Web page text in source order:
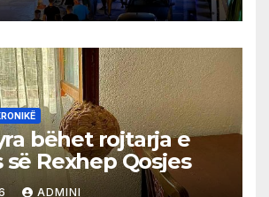
bëhet rojtarja e
Rexhep Qosjes
ADMINI